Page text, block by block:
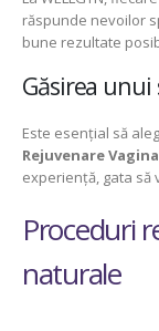
răspunde nevoilor
bune rezultate
Găsirea
Este esențial să
Rejuvenare
experiență, gata să
Proceduri
naturale